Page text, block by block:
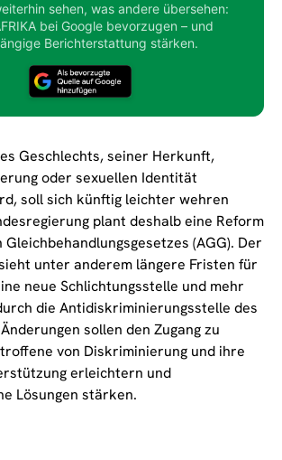
sehen, was andere übersehen:
bei Google bevorzugen – und
Berichterstattung stärken.
Geschlechts, seiner Herkunft,
oder sexuellen Identität
soll sich künftig leichter wehren
plant deshalb eine Reform
Gleichbehandlungsgesetzes (AGG). Der
unter anderem längere Fristen für
neue Schlichtungsstelle und mehr
die Antidiskriminierungsstelle des
sollen den Zugang zu
von Diskriminierung und ihre
erleichtern und
Lösungen stärken.